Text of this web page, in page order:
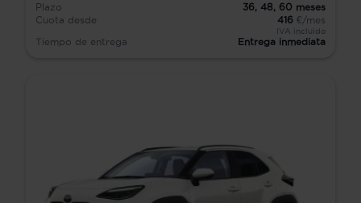
Plazo
36, 48, 60 meses
Cuota desde
416 €/mes
IVA incluido
Tiempo de entrega Entrega inmediata